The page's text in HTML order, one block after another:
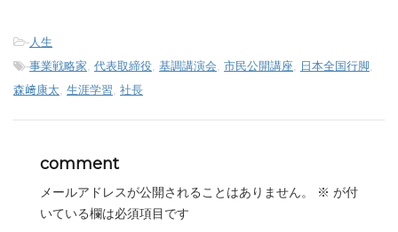
- 人生
-事業戦略家 代表取締役 基調講演会 市民公開講座 日本全国行脚
森﨑康太 生涯学習 社長
comment
メールアドレスが公開されることはありません。 ※ が付
いている欄は必須項目です